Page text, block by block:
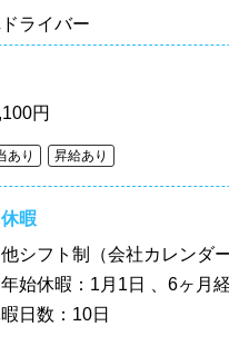
ライバー
円
あり 昇給あり
暇
シフト制（会社カレンダ
始休暇：1月1日 、6ヶ月
日数：10日